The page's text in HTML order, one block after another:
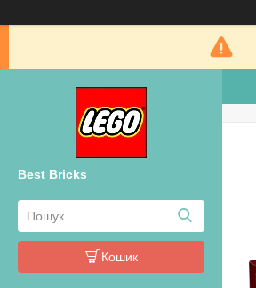
Best Bricks
Кошик